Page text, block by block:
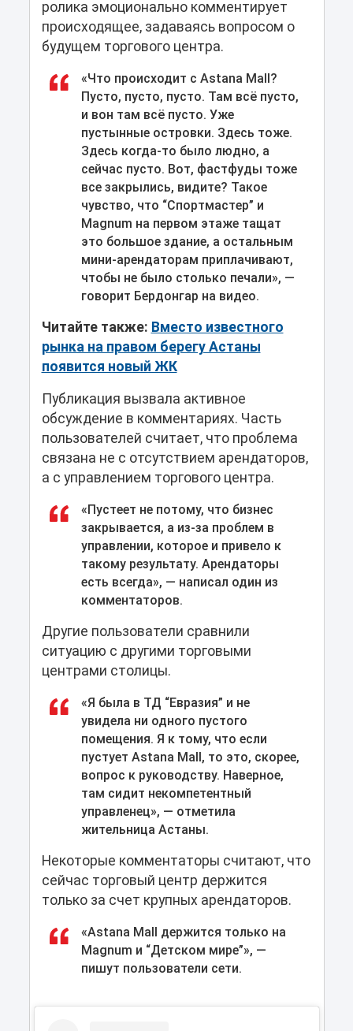
ролика эмоционально комментирует
происходящее, задаваясь вопросом о
будущем торгового центра.
«Что происходит с Astana Mall?
Пусто, пусто, пусто. Там всё пусто,
и вон там всё пусто. Уже
пустынные островки. Здесь тоже.
Здесь когда-то было людно, а
сейчас пусто. Вот, фастфуды тоже
все закрылись, видите? Такое
чувство, что “Спортмастер” и
Magnum на первом этаже тащат
это большое здание, а остальным
мини-арендаторам приплачивают,
чтобы не было столько печали», —
говорит Бердонгар на видео.
Читайте также: Вместо известного
рынка на правом берегу Астаны
появится новый ЖК
Публикация вызвала активное
обсуждение в комментариях. Часть
пользователей считает, что проблема
связана не с отсутствием арендаторов,
а с управлением торгового центра.
«Пустеет не потому, что бизнес
закрывается, а из-за проблем в
управлении, которое и привело к
такому результату. Арендаторы
есть всегда», — написал один из
комментаторов.
Другие пользователи сравнили
ситуацию с другими торговыми
центрами столицы.
«Я была в ТД “Евразия” и не
увидела ни одного пустого
помещения. Я к тому, что если
пустует Astana Mall, то это, скорее,
вопрос к руководству. Наверное,
там сидит некомпетентный
управленец», — отметила
жительница Астаны.
Некоторые комментаторы считают, что
сейчас торговый центр держится
только за счет крупных арендаторов.
«Astana Mall держится только на
Magnum и “Детском мире”», —
пишут пользователи сети.